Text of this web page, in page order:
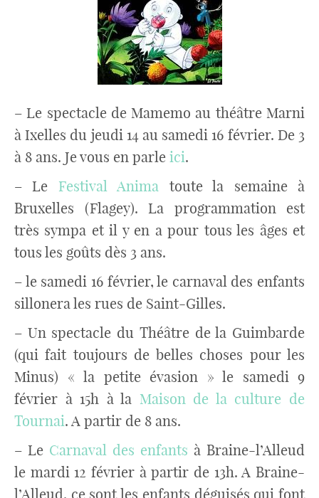
– Le spectacle de Mamemo au théâtre Marni
à Ixelles du jeudi 14 au samedi 16 février. De 3
à 8 ans. Je vous en parle ici.
– Le Festival Anima toute la semaine à
Bruxelles (Flagey). La programmation est
très sympa et il y en a pour tous les âges et
tous les goûts dès 3 ans.
– le samedi 16 février, le carnaval des enfants
sillonera les rues de Saint-Gilles.
– Un spectacle du Théâtre de la Guimbarde
(qui fait toujours de belles choses pour les
Minus) « la petite évasion » le samedi 9
février à 15h à la Maison de la culture de
Tournai. A partir de 8 ans.
– Le Carnaval des enfants à Braine-l’Alleud
le mardi 12 février à partir de 13h. A Braine-
l’Alleud, ce sont les enfants déguisés qui font